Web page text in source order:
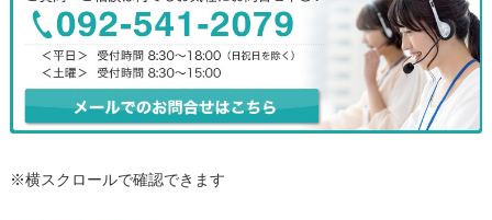
※横スクロールで確認できます